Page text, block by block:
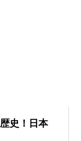
史！日本